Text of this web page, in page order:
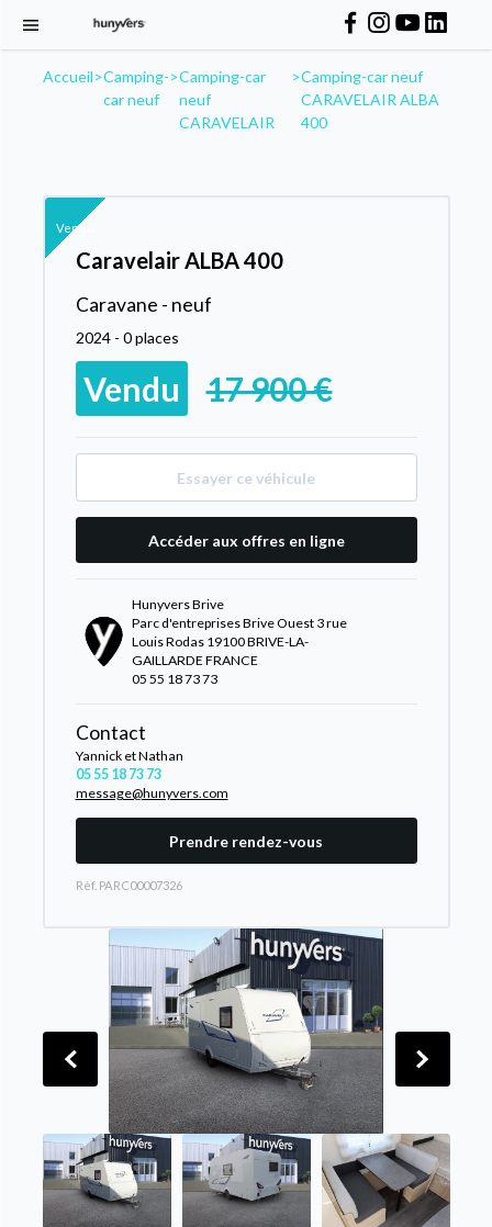
Accueil>Camping-
car neuf
>Camping-car
neuf
CARAVELAIR
>Camping-car neuf
CARAVELAIR ALBA
400
Vendu
Caravelair ALBA 400
Caravane - neuf
2024 - 0 places
Vendu 17 900 €
Essayer ce véhicule
Accéder aux offres en ligne
Hunyvers Brive
Parc d'entreprises Brive Ouest 3 rue
Louis Rodas 19100 BRIVE-LA-
GAILLARDE FRANCE
05 55 18 73 73
Contact
Yannick et Nathan
05 55 18 73 73
message@hunyvers.com
Prendre rendez-vous
Rèf. PARC00007326